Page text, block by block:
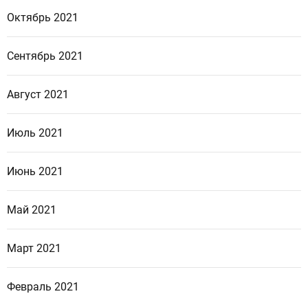
Октябрь 2021
Сентябрь 2021
Август 2021
Июль 2021
Июнь 2021
Май 2021
Март 2021
Февраль 2021